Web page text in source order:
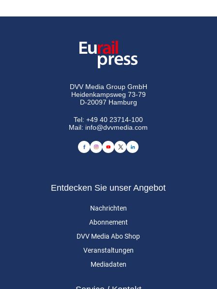
DVV Media Group GmbH
Heidenkampsweg 73-79
D-20097 Hamburg
Tel:+49 40 23714-100
Mail: info@dvvmedia.com
Entdecken Sie unser Angebot
Nachrichten
Abonnement
DVV Media Abo Shop
Veranstaltungen
Mediadaten